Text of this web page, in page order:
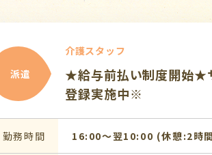
派遣
介護スタッフ
★給与前払い制度開始★
登録実施中※
勤務時間 16:00〜翌10:00 (休憩:2時